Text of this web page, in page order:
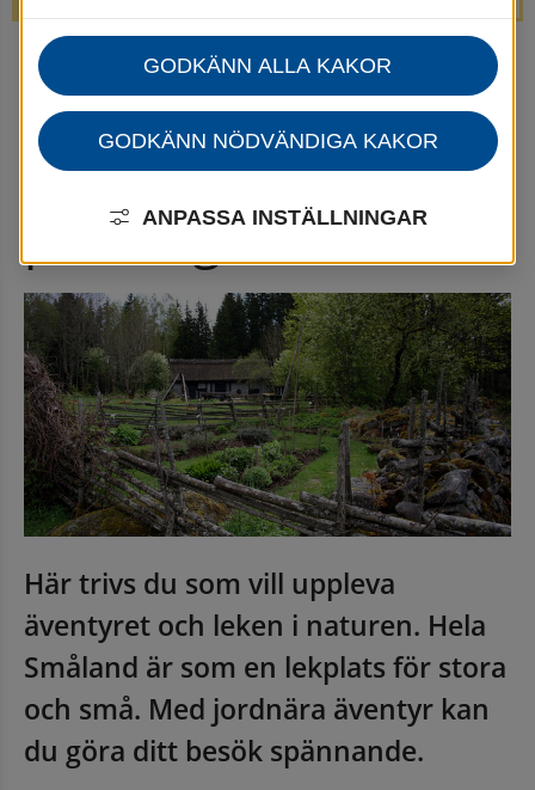
Startsida Uppleva & göra
Turism
Småland - Sverige på riktigt
Småland - Sverige
på riktigt
Här trivs du som vill uppleva
äventyret och leken i naturen. Hela
Småland är som en lekplats för stora
och små. Med jordnära äventyr kan
du göra ditt besök spännande.
GODKÄNN ALLA KAKOR
GODKÄNN NÖDVÄNDIGA KAKOR
ANPASSA INSTÄLLNINGAR